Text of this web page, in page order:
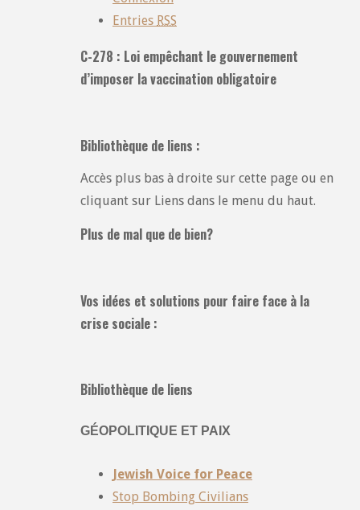
Entries RSS
C-278 : Loi empêchant le gouvernement
d’imposer la vaccination obligatoire
Bibliothèque de liens :
Accès plus bas à droite sur cette page ou en
cliquant sur Liens dans le menu du haut.
Plus de mal que de bien?
Vos idées et solutions pour faire face à la
crise sociale :
Bibliothèque de liens
GÉOPOLITIQUE ET PAIX
Jewish Voice for Peace
Stop Bombing Civilians